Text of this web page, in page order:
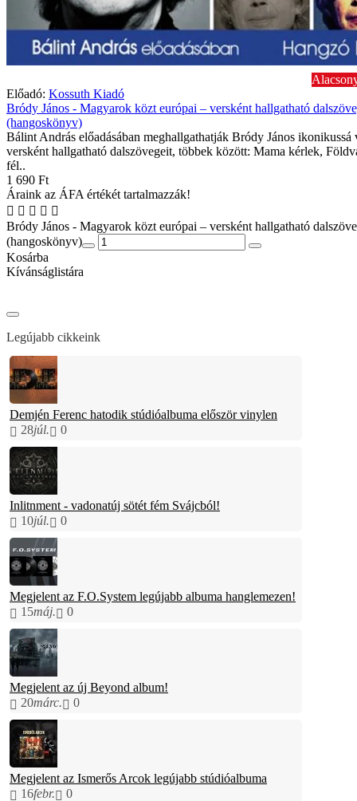
Előadó: Kossuth Kiadó
Bródy János - Magyarok közt európai – versként hallgatható
(hangoskönyv)
Bálint András előadásában meghallgathatják Bródy János ikonikussá
versként hallgatható dalszövegeit, többek között: Mama kérlek,
fél..
1 690 Ft
Áraink az ÁFA értékét tartalmazzák!
Bródy János - Magyarok közt európai – versként hallgatható
(hangoskönyv)
Kosárba
Kívánságlistára
Legújabb cikkeink
Demjén Ferenc hatodik stúdióalbuma először vinylen
28júl. 0
Inlitnment - vadonatúj sötét fém Svájcból!
10júl. 0
Megjelent az F.O.System legújabb albuma hanglemezen!
15máj. 0
Megjelent az új Beyond album!
20márc. 0
Megjelent az Ismerős Arcok legújabb stúdióalbuma
16febr. 0